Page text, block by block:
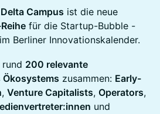
Campus ist die neue
für die Startup-Bubble -
Berliner Innovationskalender.
200 relevante
Ökosystems zusammen: Early-
, Venture Capitalists, Operators,
und